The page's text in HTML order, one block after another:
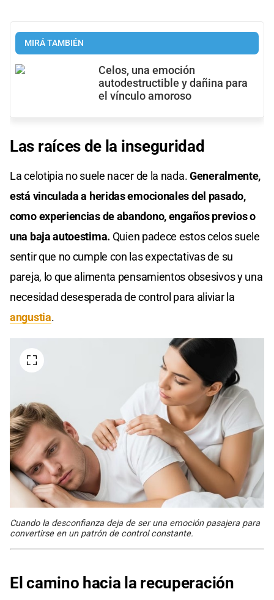
MIRÁ TAMBIÉN
Celos, una emoción
autodestructible y dañina para
el vínculo amoroso
Las raíces de la inseguridad
La celotipia no suele nacer de la nada.Generalmente,
está vinculada a heridas emocionales del pasado,
como experiencias de abandono, engaños previos o
una baja autoestima. Quien padece estos celos suele
sentir que no cumple con las expectativas de su
pareja, lo que alimenta pensamientos obsesivos y una
necesidad desesperada de control para aliviar la
angustia.
Cuando la desconfianza deja de ser una emoción pasajera para
convertirse en un patrón de control constante.
El camino hacia la recuperación